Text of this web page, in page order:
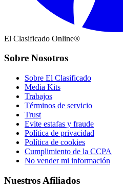
El Clasificado Online®
Sobre Nosotros
Sobre El Clasificado
Media Kits
Trabajos
Términos de servicio
Trust
Evite estafas y fraude
Política de privacidad
Política de cookies
Cumplimiento de la CCPA
No vender mi información
Nuestros Afiliados